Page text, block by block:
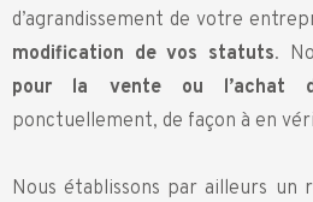
d’agrandissement de votre
modification de vos statuts.
pour la vente ou l’achat
ponctuellement, de façon à en
Nous établissons par ailleurs